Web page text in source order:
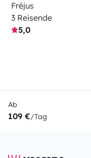
Fréjus
3 Reisende
5,0
Ab
109 €/Tag